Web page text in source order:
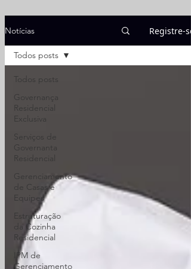
Notícias Registre-se
Todos posts
Governança
Residencial
Exclusiva
Serviços de
Governanta
Residencial
Gerenciamento
de Casas e
Equipes
Estruturação
da Cozinha
Residencial
IPM de
Gerenciamento
Todos posts